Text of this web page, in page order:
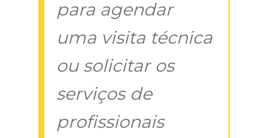
para agendar
uma visita técnica
ou solicitar os
serviços de
profissionais